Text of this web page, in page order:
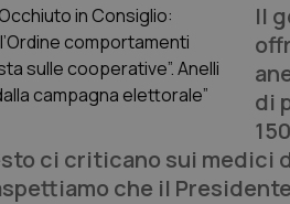
Il
di
ci criticano sui medici
che il